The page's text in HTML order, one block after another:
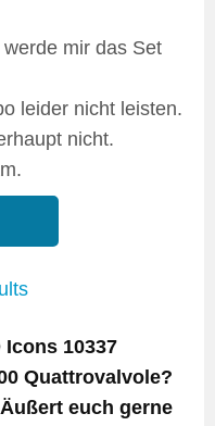
mir das Set
leider nicht leisten.
nicht.
10337
Quattrovalvole?
euch gerne